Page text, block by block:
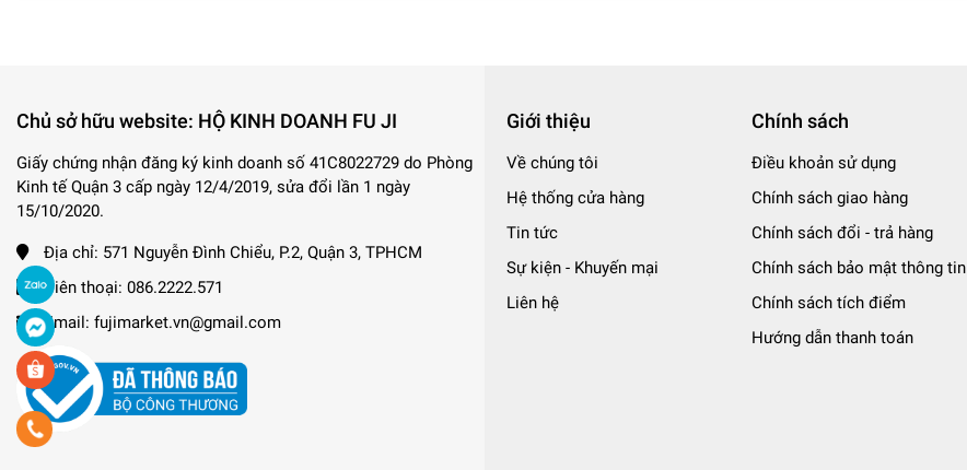
Chủ sở hữu website: HỘ KINH DOANH FU JI
Giấy chứng nhận đăng ký kinh doanh số 41C8022729 do Phòng
Kinh tế Quận 3 cấp ngày 12/4/2019, sửa đổi lần 1 ngày
15/10/2020.
Địa chỉ: 571 Nguyễn Đình Chiểu, P.2, Quận 3, TPHCM
Điên thoại: 086.2222.571
Email: fujimarket.vn@gmail.com
Giới thiệu
Về chúng tôi
Hệ thống cửa hàng
Tin tức
Sự kiện - Khuyến mại
Liên hệ
Chính sách
Điều khoản sử dụng
Chính sách giao hàng
Chính sách đổi - trả hàng
Chính sách bảo mật thông tin
Chính sách tích điểm
Hướng dẫn thanh toán